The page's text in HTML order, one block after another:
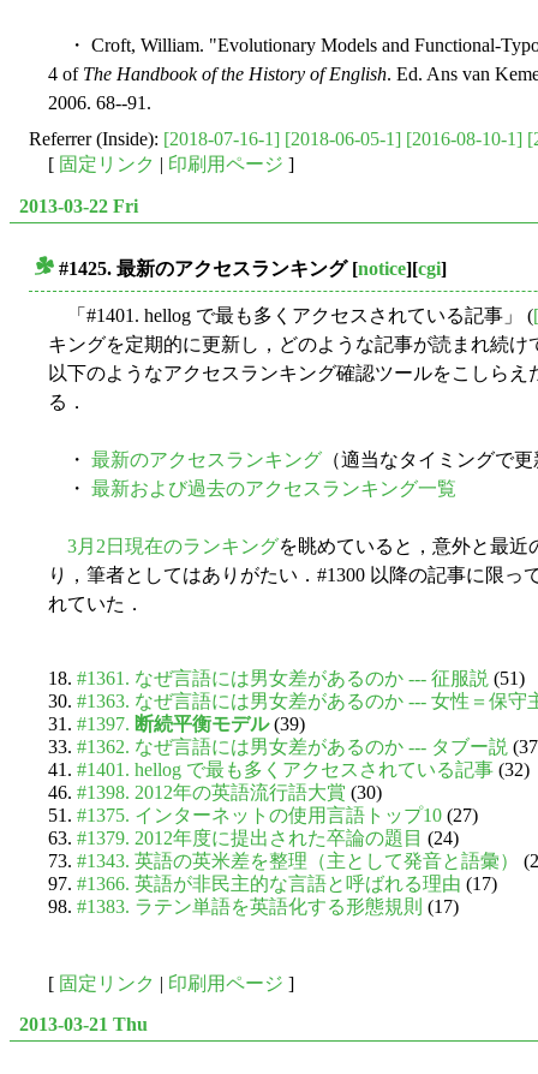
・ Croft, William. "Evolutionary Models and Functional-
4 of The Handbook of the History of English. Ed. Ans van
2006. 68--91.
Referrer (Inside): [2018-07-16-1] [2018-06-05-1] [2016-08-10-1]
[ 固定リンク | 印刷用ページ ]
2013-03-22 Fri
#1425. 最新のアクセスランキング[notice][cgi]
「#1401. hellog で最も多くアクセスされている記事」 (
キングを定期的に更新し，どのような記事が読まれ続
以下のようなアクセスランキング確認ツールをこしら
る．
・ 最新のアクセスランキング （適当なタイミングで
・ 最新および過去のアクセスランキング一覧
3月2日現在のランキングを眺めていると，意外と最
り，筆者としてはありがたい．#1300 以降の記事に限っ
れていた．
#1361. なぜ言語には男女差があるのか --- 征服説 (51)
#1363. なぜ言語には男女差があるのか --- 女性＝保守
#1397. 断続平衡モデル(39)
#1362. なぜ言語には男女差があるのか --- タブー説
#1401. hellog で最も多くアクセスされている記事 (32)
#1398. 2012年の英語流行語大賞 (30)
#1375. インターネットの使用言語トップ10 (27)
#1379. 2012年度に提出された卒論の題目 (24)
#1343. 英語の英米差を整理（主として発音と語彙）
#1366. 英語が非民主的な言語と呼ばれる理由 (17)
#1383. ラテン単語を英語化する形態規則 (17)
[ 固定リンク | 印刷用ページ ]
2013-03-21 Thu